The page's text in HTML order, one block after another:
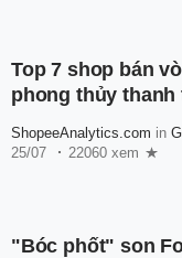
Top 7 shop bán
phong thủy thanh
chủ nhân
ShopeeAnalytics.com in
25/07
22060 xem
"Bóc phốt" son